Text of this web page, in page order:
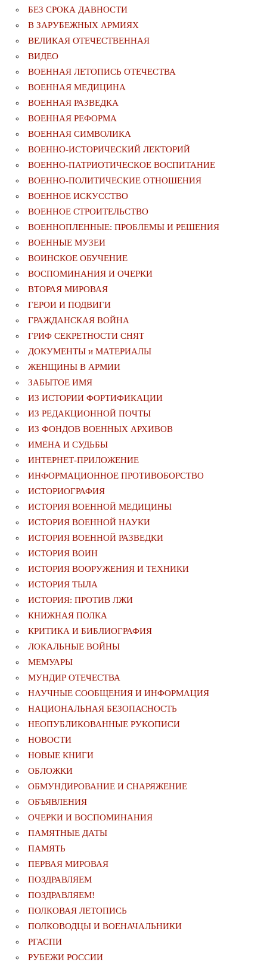
БЕЗ СРОКА ДАВНОСТИ
В ЗАРУБЕЖНЫХ АРМИЯХ
ВЕЛИКАЯ ОТЕЧЕСТВЕННАЯ
ВИДЕО
ВОЕННАЯ ЛЕТОПИСЬ ОТЕЧЕСТВА
ВОЕННАЯ МЕДИЦИНА
ВОЕННАЯ РАЗВЕДКА
ВОЕННАЯ РЕФОРМА
ВОЕННАЯ СИМВОЛИКА
ВОЕННО-ИСТОРИЧЕСКИЙ ЛЕКТОРИЙ
ВОЕННО-ПАТРИОТИЧЕСКОЕ ВОСПИТАНИЕ
ВОЕННО-ПОЛИТИЧЕСКИE ОТНОШЕНИЯ
ВОЕННОЕ ИСКУССТВО
ВОЕННОЕ СТРОИТЕЛЬСТВО
ВОЕННОПЛЕННЫЕ: ПРОБЛЕМЫ И РЕШЕНИЯ
ВОЕННЫЕ МУЗЕИ
ВОИНСКОЕ ОБУЧЕНИЕ
ВОСПОМИНАНИЯ И ОЧЕРКИ
ВТОРАЯ МИРОВАЯ
ГЕРОИ И ПОДВИГИ
ГРАЖДАНСКАЯ ВОЙНА
ГРИФ СЕКРЕТНОСТИ СНЯТ
ДОКУМЕНТЫ и МАТЕРИАЛЫ
ЖЕНЩИНЫ В АРМИИ
ЗАБЫТОЕ ИМЯ
ИЗ ИСТОРИИ ФОРТИФИКАЦИИ
ИЗ РЕДАКЦИОННОЙ ПОЧТЫ
ИЗ ФОНДОВ ВОЕННЫХ АРХИВОВ
ИМЕНА И СУДЬБЫ
ИНТЕРНЕТ-ПРИЛОЖЕНИЕ
ИНФОРМАЦИОННОЕ ПРОТИВОБОРСТВО
ИСТОРИОГРАФИЯ
ИСТОРИЯ ВОЕННОЙ МЕДИЦИНЫ
ИСТОРИЯ ВОЕННОЙ НАУКИ
ИСТОРИЯ ВОЕННОЙ РАЗВЕДКИ
ИСТОРИЯ ВОИН
ИСТОРИЯ ВООРУЖЕНИЯ И ТЕХНИКИ
ИСТОРИЯ ТЫЛА
ИСТОРИЯ: ПРОТИВ ЛЖИ
КНИЖНАЯ ПОЛКА
КРИТИКА И БИБЛИОГРАФИЯ
ЛОКАЛЬНЫЕ ВОЙНЫ
МЕМУАРЫ
МУНДИР ОТЕЧЕСТВА
НАУЧНЫЕ СООБЩЕНИЯ И ИНФОРМАЦИЯ
НАЦИОНАЛЬНАЯ БЕЗОПАСНОСТЬ
НЕОПУБЛИКОВАННЫЕ РУКОПИСИ
НОВОСТИ
НОВЫЕ КНИГИ
ОБЛОЖКИ
ОБМУНДИРОВАНИЕ И СНАРЯЖЕНИЕ
ОБЪЯВЛЕНИЯ
ОЧЕРКИ И ВОСПОМИНАНИЯ
ПАМЯТНЫЕ ДАТЫ
ПАМЯТЬ
ПЕРВАЯ МИРОВАЯ
ПОЗДРАВЛЯЕМ
ПОЗДРАВЛЯЕМ!
ПОЛКОВАЯ ЛЕТОПИСЬ
ПОЛКОВОДЦЫ И ВОЕНАЧАЛЬНИКИ
РГАСПИ
РУБЕЖИ РОССИИ